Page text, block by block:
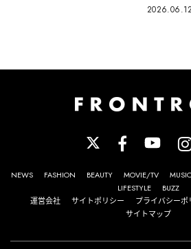
2026.06.12
NEWS FASHION BEAUTY MOVIE/TV MUSIC
LIFESTYLE
BUZZ
運営会社
サイトポリシー プライバシーポ
サイトマップ